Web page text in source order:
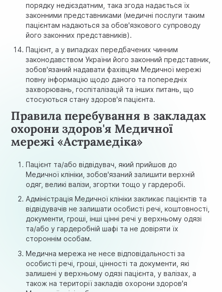
порядку недієздатним, така згода надається їх
законними представниками (медичні послуги таким
пацієнтам надаються за обов'язкового супроводу
його законних представників).
Пацієнт, а у випадках передбачених чинним
законодавством України його законний представник,
зобов'язаний надавати фахівцям Медичної мережі
повну інформацію щодо даного та попередніх
захворювань, госпіталізацій та інших питань, що
стосуються стану здоров'я пацієнта.
Правила перебування в закладах
охорони здоров'я Медичної
мережі «Астрамедіка»
Пацієнт та/або відвідувач, який прийшов до
Медичної клініки, зобов'язаний залишити верхній
одяг, великі валізи, згортки тощо у гардеробі.
Адміністрація Медичної клініки закликає пацієнтів та
відвідувачів не залишати особисті речі, коштовності,
документи, гроші, інші цінні речі у верхньому одязі
та/або у гардеробній шафі та не довіряти їх
стороннім особам.
Медична мережа не несе відповідальності за
особисті речі, гроші, цінності та документи, які
залишені у верхньому одязі пацієнта, у валізах, а
також на території закладів охорони здоров'я